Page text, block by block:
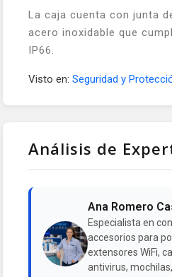
La caja cuenta con junta
acero inoxidable que
IP66.
Visto en: Seguridad y
Análisis de
Ana Romero
Especialista en
accesorios para
extensores WiFi,
antivirus,